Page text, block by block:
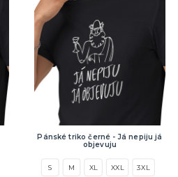
Pánské triko černé - Já nepiju já
objevuju
S M XL XXL 3XL